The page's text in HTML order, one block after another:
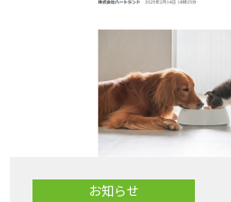
お知らせ